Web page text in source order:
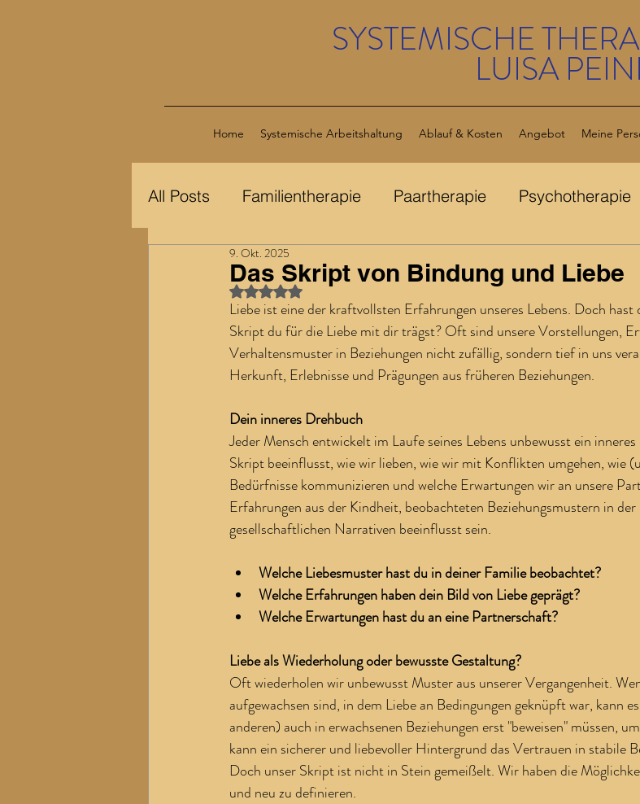
SYSTEMISCHE
LUISA
Home Systemische Arbeitshaltung Ablauf & Kosten Angebot Meine
All Posts Familientherapie Paartherapie Psychotherapie
Das Skript von Bindung und Liebe
9. Okt. 2025
Mit NaN von 5 Sternen bewertet.
Liebe ist eine der kraftvollsten Erfahrungen unseres Lebens. Doch hast
Skript du für die Liebe mit dir trägst? Oft sind unsere Vorstellungen,
Verhaltensmuster in Beziehungen nicht zufällig, sondern tief in uns
Herkunft, Erlebnisse und Prägungen aus früheren Beziehungen.
Dein inneres Drehbuch
Jeder Mensch entwickelt im Laufe seines Lebens unbewusst ein
Skript beeinflusst, wie wir lieben, wie wir mit Konflikten umgehen, wie
Bedürfnisse kommunizieren und welche Erwartungen wir an unsere
Erfahrungen aus der Kindheit, beobachteten Beziehungsmustern in
gesellschaftlichen Narrativen beeinflusst sein.
Welche Liebesmuster hast du in deiner Familie beobachtet?
Welche Erfahrungen haben dein Bild von Liebe geprägt?
Welche Erwartungen hast du an eine Partnerschaft?
Liebe als Wiederholung oder bewusste Gestaltung?
Oft wiederholen wir unbewusst Muster aus unserer Vergangenheit.
aufgewachsen sind, in dem Liebe an Bedingungen geknüpft war, kann
anderen) auch in erwachsenen Beziehungen erst "beweisen" müssen,
kann ein sicherer und liebevoller Hintergrund das Vertrauen in stabile
Doch unser Skript ist nicht in Stein gemeißelt. Wir haben die
und neu zu definieren.